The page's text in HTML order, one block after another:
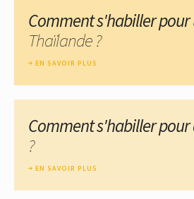
Comment s'habiller pour
Thaïlande ?
EN SAVOIR PLUS
Comment s'habiller
?
EN SAVOIR PLUS